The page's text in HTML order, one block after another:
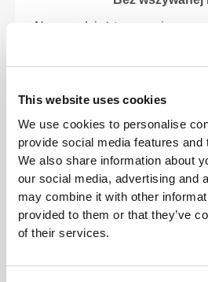
This website uses cookies
We use cookies to personalise
provide social media features and
We also share information about
our social media, advertising and
may combine it with other
provided to them or that they’ve
of their services.
Nasza odzież to synonim
rozwiązanie, które
ubrania: brak szwów! Bez
powoduje
PORADY